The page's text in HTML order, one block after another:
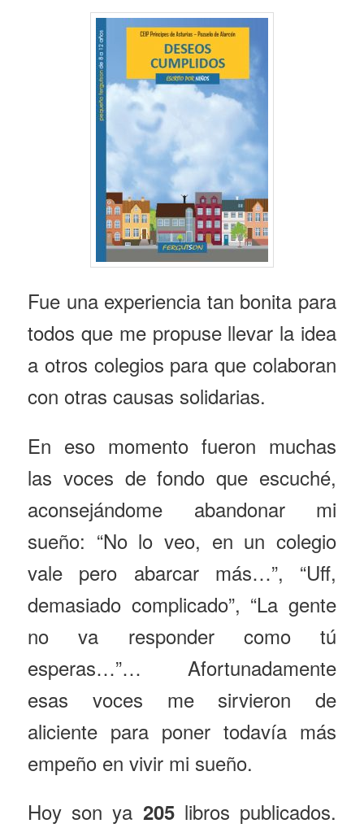
Fue una experiencia tan bonita para
todos que me propuse llevar la idea
a otros colegios para que colaboran
con otras causas solidarias.
En eso momento fueron muchas
las voces de fondo que escuché,
aconsejándome abandonar mi
sueño: “No lo veo, en un colegio
vale pero abarcar más…”, “Uff,
demasiado complicado”, “La gente
no va responder como tú
esperas…”… Afortunadamente
esas voces me sirvieron de
aliciente para poner todavía más
empeño en vivir mi sueño.
Hoy son ya 205libros publicados.